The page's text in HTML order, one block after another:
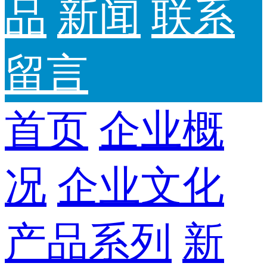
品 新闻 联系
留言
首页 企业概
况 企业文化
产品系列 新